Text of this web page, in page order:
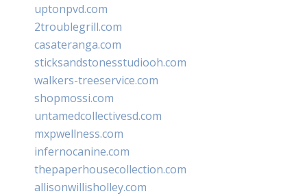
uptonpvd.com
2troublegrill.com
casateranga.com
sticksandstonesstudiooh.com
walkers-treeservice.com
shopmossi.com
untamedcollectivesd.com
mxpwellness.com
infernocanine.com
thepaperhousecollection.com
allisonwillisholley.com